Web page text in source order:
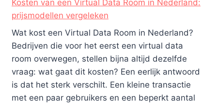
Kosten van een Virtual Data Room in Nederland:
prijsmodellen vergeleken
Wat kost een Virtual Data Room in Nederland?
Bedrijven die voor het eerst een virtual data
room overwegen, stellen bijna altijd dezelfde
vraag: wat gaat dit kosten? Een eerlijk antwoord
is dat het sterk verschilt. Een kleine transactie
met een paar gebruikers en een beperkt aantal